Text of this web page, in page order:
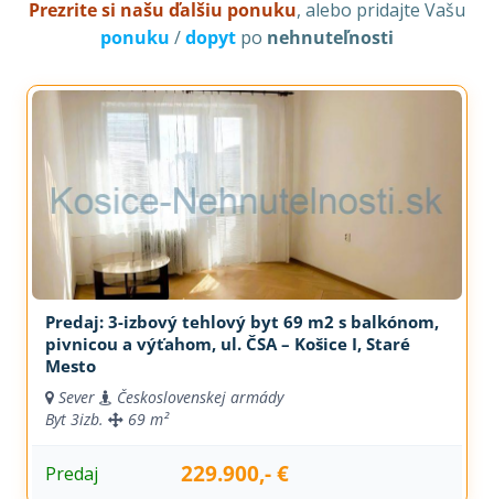
Prezrite si našu ďalšiu ponuku, alebo pridajte Vašu
ponuku /dopyt po nehnuteľnosti
Predaj: 3-izbový tehlový byt 69 m2 s balkónom,
pivnicou a výťahom, ul. ČSA – Košice I, Staré
Mesto
Sever
Československej armády
Byt 3izb. 69 m²
Predaj 229.900,- €